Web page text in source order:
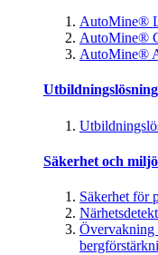
AutoMine®
AutoMine®
AutoMine®
Säkerhet och miljö
Säkerhet för
Övervakning